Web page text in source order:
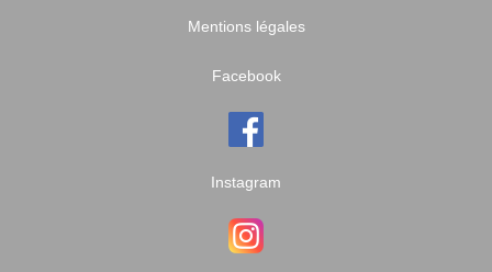
Mentions légales
Facebook
Instagram